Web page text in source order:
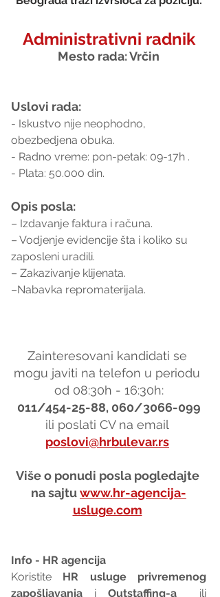
Administrativni radnik
Mesto rada: Vrčin
Uslovi rada:
- Iskustvo nije neophodno,
obezbedjena obuka.
- Radno vreme: pon-petak: 09-17h .
- Plata: 50.000 din.
Opis posla:
– Izdavanje faktura i računa.
– Vodjenje evidencije šta i koliko su
zaposleni uradili.
– Zakazivanje klijenata.
–Nabavka repromaterijala.
Zainteresovani kandidati se
mogu javiti na telefon u periodu
od 08:30h - 16:30h:
011/454-25-88, 060/3066-099
ili poslati CV na email
poslovi@hrbulevar.rs
Više o ponudi posla pogledajte
na sajtu www.hr-agencija-
usluge.com
Info - HR agencija
Koristite HR usluge privremenog
zapošljavanja i Outstaffing-a
  ili